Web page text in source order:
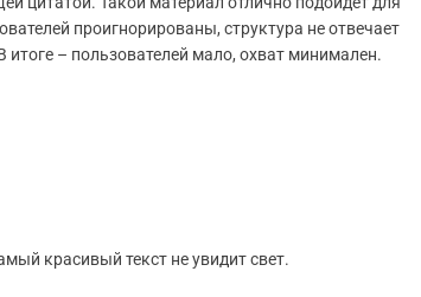
проигнорированы, структура не отвечает
– пользователей мало, охват минимален.
красивый текст не увидит свет.